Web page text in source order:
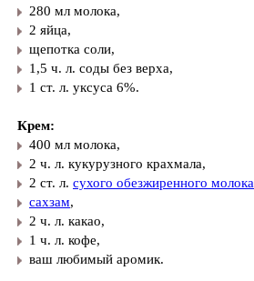
280 мл молока,
2 яйца,
щепотка соли,
1,5 ч. л. соды без верха,
1 ст. л. уксуса 6%.
Крем:
400 мл молока,
2 ч. л. кукурузного крахмала,
2 ст. л. сухого обезжиренного молока
сахзам,
2 ч. л. какао,
1 ч. л. кофе,
ваш любимый аромик.